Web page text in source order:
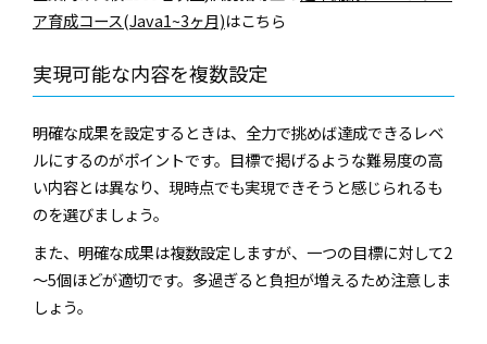
ア育成コース(Java1~3ヶ月)はこちら
実現可能な内容を複数設定
明確な成果を設定するときは、全力で挑めば達成できるレベ
ルにするのがポイントです。目標で掲げるような難易度の高
い内容とは異なり、現時点でも実現できそうと感じられるも
のを選びましょう。
また、明確な成果は複数設定しますが、一つの目標に対して2
～5個ほどが適切です。多過ぎると負担が増えるため注意しま
しょう。